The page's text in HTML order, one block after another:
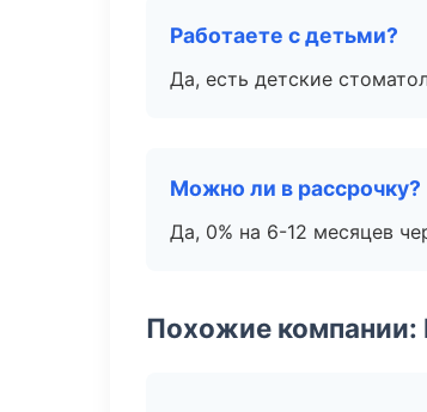
Работаете с детьми?
Да, есть детские
Можно ли в рассрочку?
Да, 0% на 6-12 месяцев
Похожие компании: